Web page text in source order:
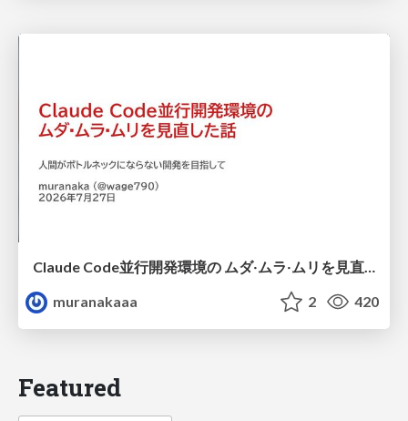
Claude Code並行開発環境の ムダ‧ムラ‧ムリを見直した話
muranakaaa
2 420
Featured